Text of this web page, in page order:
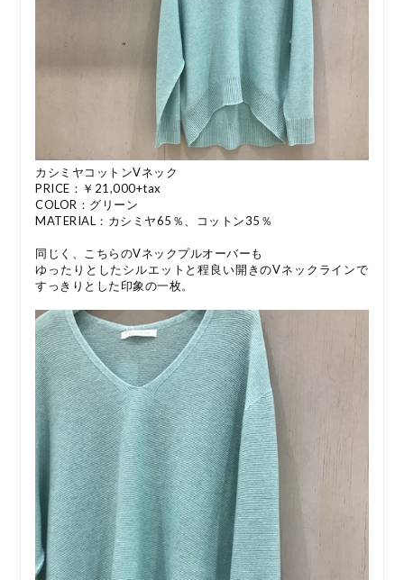
カシミヤコットンVネック
PRICE：￥21,000+tax
COLOR：グリーン
MATERIAL：カシミヤ65％、コットン35％
同じく、こちらのVネックプルオーバーも
ゆったりとしたシルエットと程良い開きのVネックラインで
すっきりとした印象の一枚。